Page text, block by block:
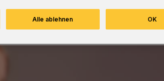
Alle ablehnen OK